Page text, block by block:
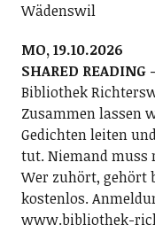
Wädenswil
MO, 19.10.2026
SHARED
Bibliothek
Zusammen lassen
Gedichten leiten
tut. Niemand muss
Wer zuhört, gehört
kostenlos.
www.bibliothek-